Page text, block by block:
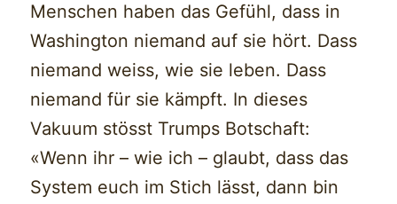
Menschen haben das Gefühl, dass in
Washington niemand auf sie hört. Dass
niemand weiss, wie sie leben. Dass
niemand für sie kämpft. In dieses
Vakuum stösst Trumps Botschaft:
«Wenn ihr – wie ich – glaubt, dass das
System euch im Stich lässt, dann bin